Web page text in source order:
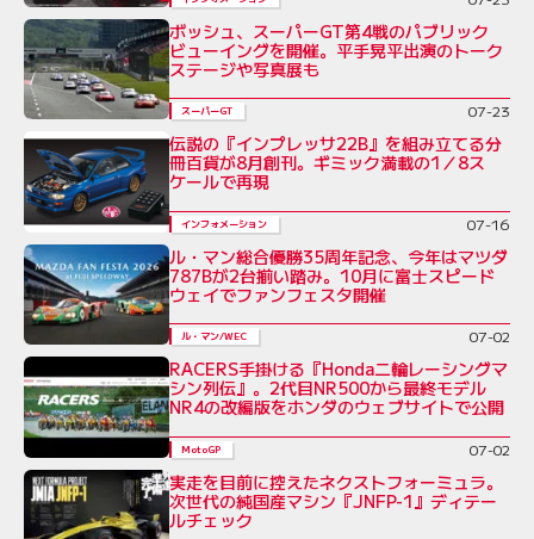
ボッシュ、スーパーGT第4戦のパブリック
ビューイングを開催。平手晃平出演のトーク
ステージや写真展も
スーパーGT 07-23
伝説の『インプレッサ22B』を組み立てる分
冊百貨が8月創刊。ギミック満載の1／8ス
ケールで再現
インフォメーション 07-16
ル・マン総合優勝35周年記念、今年はマツダ
787Bが2台揃い踏み。10月に富士スピード
ウェイでファンフェスタ開催
ル・マン/WEC 07-02
RACERS手掛ける『Honda二輪レーシングマ
シン列伝』。2代目NR500から最終モデル
NR4の改編版をホンダのウェブサイトで公開
MotoGP 07-02
実走を目前に控えたネクストフォーミュラ。
次世代の純国産マシン『JNFP-1』ディテー
ルチェック